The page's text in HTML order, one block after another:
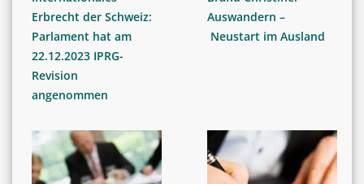
Erbrecht der Schweiz:
Parlament hat am
22.12.2023 IPRG-
Revision
angenommen
Auswandern –
Neustart im Ausland